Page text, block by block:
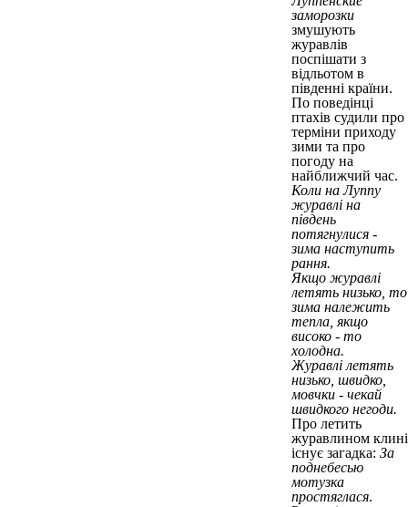
заморозки
змушують
журавлів
поспішати з
відльотом в
південні країни.
По поведінці
птахів судили про
терміни приходу
зими та про
погоду на
найближчий час.
Коли на Луппу
журавлі на
південь
потягнулися -
зима наступить
рання.
Якщо журавлі
летять низько, то
зима належить
тепла, якщо
високо - то
холодна.
Журавлі летять
низько, швидко,
мовчки - чекай
швидкого негоди.
Про летить
журавлином клині
існує загадка: За
поднебесью
мотузка
простяглася.